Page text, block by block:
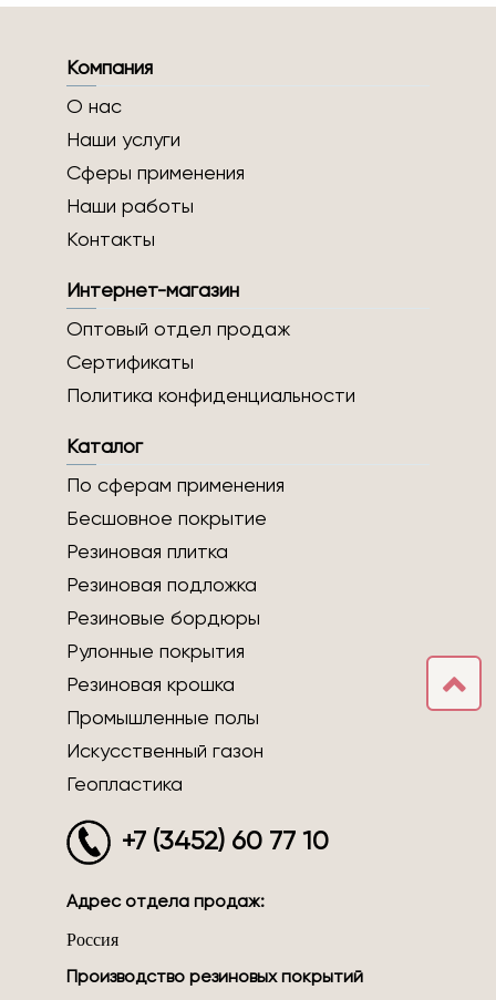
Компания
О нас
Наши услуги
Сферы применения
Наши работы
Контакты
Интернет-магазин
Оптовый отдел продаж
Сертификаты
Политика конфиденциальности
Каталог
По сферам применения
Бесшовное покрытие
Резиновая плитка
Резиновая подложка
Резиновые бордюры
Рулонные покрытия
Резиновая крошка
Промышленные полы
Искусственный газон
Геопластика
+7 (3452) 60 77 10
Адрес отдела продаж:
Россия
Производство резиновых покрытий